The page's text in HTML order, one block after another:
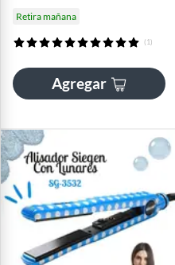
Retira mañana
(1)
Agregar